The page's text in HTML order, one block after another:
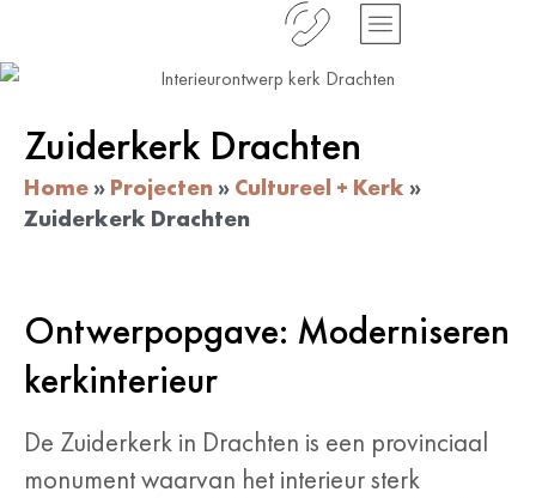
Zuiderkerk Drachten
Home » Projecten » Cultureel + Kerk »
Zuiderkerk Drachten
Ontwerpopgave: Moderniseren
kerkinterieur
De Zuiderkerk in Drachten is een provinciaal
monument waarvan het interieur sterk